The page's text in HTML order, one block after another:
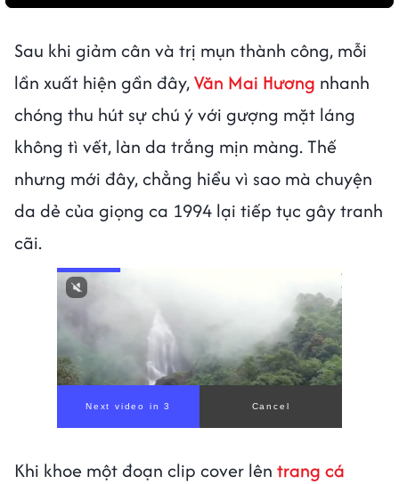
Sau khi giảm cân và trị mụn thành công, mỗi
lần xuất hiện gần đây,Văn Mai Hương nhanh
chóng thu hút sự chú ý với gượng mặt láng
không tì vết, làn da trắng mịn màng. Thế
nhưng mới đây, chẳng hiểu vì sao mà chuyện
da dẻ của giọng ca 1994 lại tiếp tục gây tranh
cãi.
Next video in 1 Cancel
Khi khoe một đoạn clip cover lên trang cá